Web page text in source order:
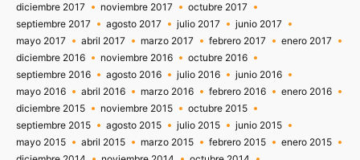
diciembre 2017
noviembre 2017
octubre 2017
septiembre 2017
agosto 2017 julio 2017
junio 2017
mayo 2017
abril 2017 marzo 2017 febrero 2017
enero 2017
diciembre 2016
noviembre 2016
octubre 2016
septiembre 2016
agosto 2016 julio 2016
junio 2016
mayo 2016
abril 2016 marzo 2016 febrero 2016
enero 2016
diciembre 2015
noviembre 2015
octubre 2015
septiembre 2015
agosto 2015 julio 2015
junio 2015
mayo 2015
abril 2015 marzo 2015 febrero 2015
enero 2015